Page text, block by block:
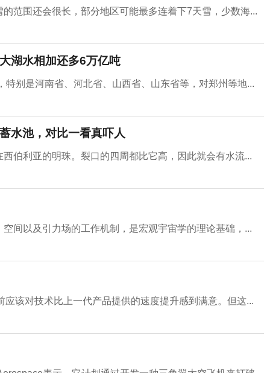
范围还会很长，部分地区可能最多连着下7天雪，少数海...
湖水相加还多6万亿吨
别是河南省、河北省、山西省、山东省等，对郑州等地...
水池，对比一看真吓人
伯利亚的明珠。裂口的四周都比它高，因此就会有水流...
间以及引力场的工作机制，是宏观宇宙学的理论基础，...
该对技术比上一代产品提供的速度提升感到满意。但这...